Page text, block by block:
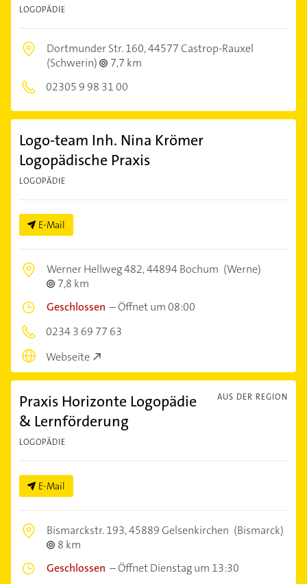
LOGOPÄDIE
Dortmunder Str. 160,44577 Castrop-Rauxel
(Schwerin)
7,7 km
02305 9 98 31 00
Logo-team Inh. Nina Krömer
Logopädische Praxis
LOGOPÄDIE
E-Mail
Werner Hellweg 482,44894 Bochum (Werne)
7,8 km
Geschlossen –Öffnet um 08:00
0234 3 69 77 63
Webseite
AUS DER REGION
Praxis Horizonte Logopädie
& Lernförderung
LOGOPÄDIE
E-Mail
Bismarckstr. 193,45889 Gelsenkirchen (Bismarck)
8 km
Geschlossen –Öffnet Dienstag um 13:30